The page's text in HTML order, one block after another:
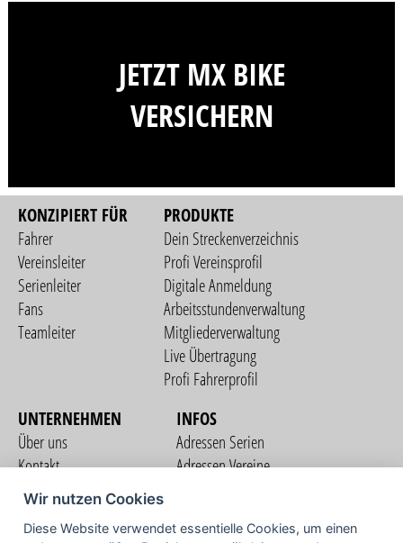
JETZT MX BIKE
VERSICHERN
KONZIPIERT FÜR
Fahrer
Vereinsleiter
Serienleiter
Fans
Teamleiter
PRODUKTE
Dein Streckenverzeichnis
Profi Vereinsprofil
Digitale Anmeldung
Arbeitsstundenverwaltung
Mitgliederverwaltung
Live Übertragung
Profi Fahrerprofil
UNTERNEHMEN
Über uns
Kontakt
Nutzungsbedingungen
Datenschutzerklärung
Impressum
INFOS
Adressen Serien
Adressen Vereine
Wir nutzen Cookies
Diese Website verwendet essentielle Cookies, um einen